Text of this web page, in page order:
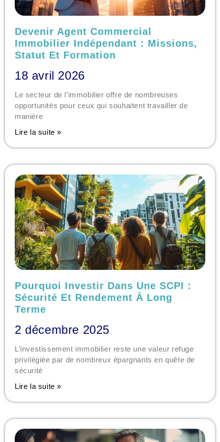
Devenir Agent Commercial
Immobilier Indépendant : Missions,
Statut Et Formation
18 avril 2026
Le secteur de l’immobilier offre de nombreuses
opportunités pour ceux qui souhaitent travailler de
manière
Lire la suite »
Pourquoi Investir Dans Une SCPI :
Sécurité Et Rendement À Long
Terme
2 décembre 2025
L’investissement immobilier reste une valeur refuge
privilégiée par de nombreux épargnants en quête de
sécurité
Lire la suite »